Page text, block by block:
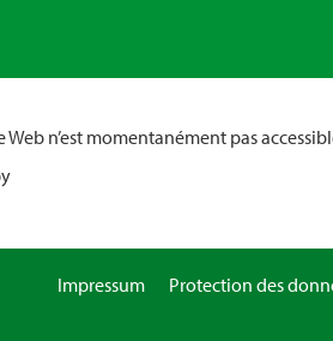
n’est momentanément pas
Impressum Protection des